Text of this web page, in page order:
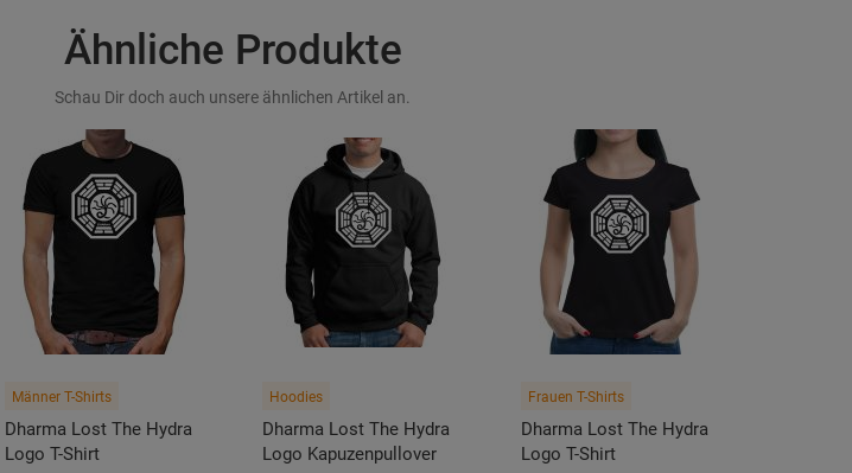
Ähnliche Produkte
Schau Dir doch auch unsere ähnlichen Artikel an.
Männer T-Shirts
Dharma Lost The Hydra
Logo T-Shirt
Hoodies
Dharma Lost The Hydra
Logo Kapuzenpullover
Frauen T-Shirts
Dharma Lost The Hydra
Logo T-Shirt